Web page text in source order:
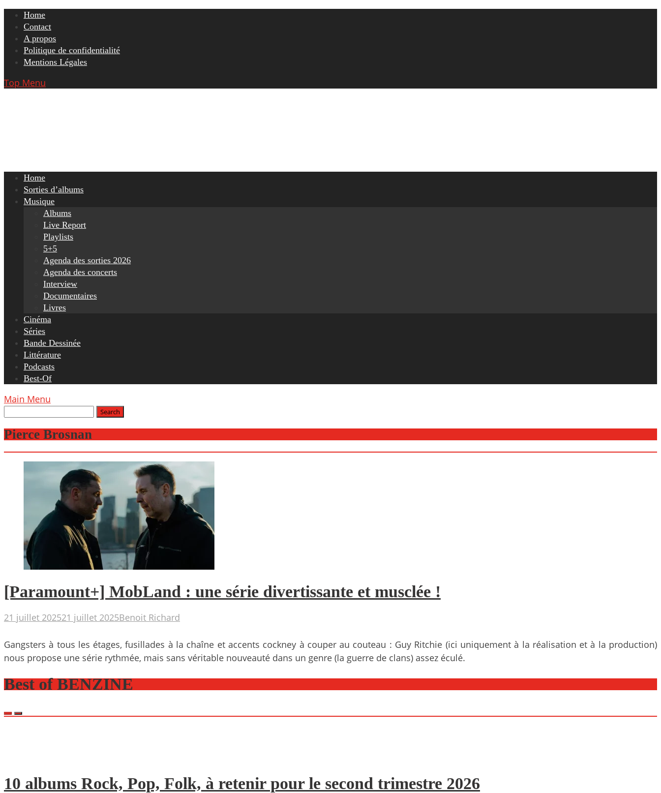
Skip
content
Home
Contact
A propos
Politique de confidentialité
Mentions Légales
Top Menu
Home
Sorties d’albums
Musique
Albums
Live Report
Playlists
5+5
Agenda des sorties 2026
Agenda des concerts
Interview
Documentaires
Livres
Cinéma
Séries
Bande Dessinée
Littérature
Podcasts
Best-Of
Main Menu
Pierce Brosnan
[Paramount+] MobLand : une série divertissante et musclée !
21 juillet 202521 juillet 2025Benoit Richard
Gangsters à tous les étages, fusillades à la chaîne et accents cockney à couper au couteau : Guy Ritchie (ici uniquement à la réalisation et à la production)
nous propose une série rythmée, mais sans véritable nouveauté dans un genre (la guerre de clans) assez éculé.
Best of BENZINE
10 albums Rock, Pop, Folk, à retenir pour le second trimestre 2026